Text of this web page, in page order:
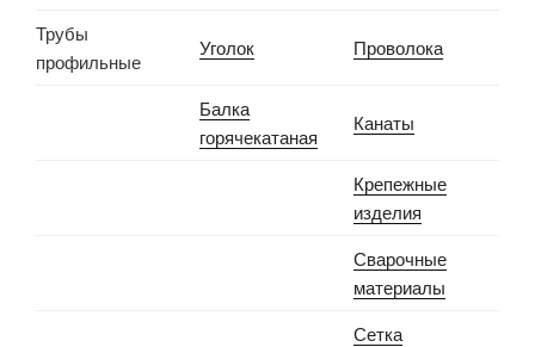
Трубы
профильные
Уголок Проволока
Балка
горячекатаная
Канаты
Крепежные
изделия
Сварочные
материалы
Сетка